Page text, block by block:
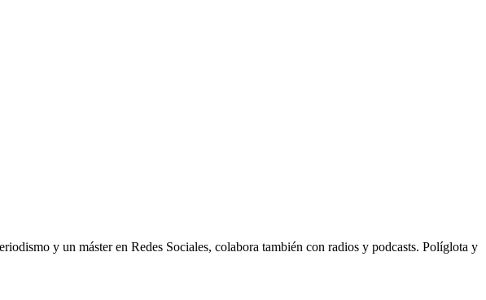
y un máster en Redes Sociales, colabora también con radios y podcasts. Políglota y